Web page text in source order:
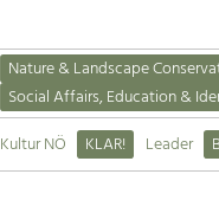
Nature & Landscape
Social Affairs, Education &
Kultur NÖ KLAR! Leader